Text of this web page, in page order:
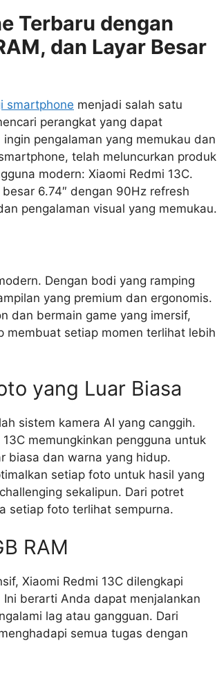
Terbaru dengan
dan Layar Besar
smartphone menjadi salah satu
perangkat yang dapat
pengalaman yang memukau dan
telah meluncurkan produk
modern: Xiaomi Redmi 13C.
6.74″ dengan 90Hz refresh
pengalaman visual yang memukau.
Dengan bodi yang ramping
yang premium dan ergonomis.
dan bermain game yang imersif,
membuat setiap momen terlihat lebih
yang Luar Biasa
sistem kamera AI yang canggih.
memungkinkan pengguna untuk
biasa dan warna yang hidup.
setiap foto untuk hasil yang
sekalipun. Dari potret
setiap foto terlihat sempurna.
RAM
Xiaomi Redmi 13C dilengkapi
berarti Anda dapat menjalankan
lag atau gangguan. Dari
semua tugas dengan